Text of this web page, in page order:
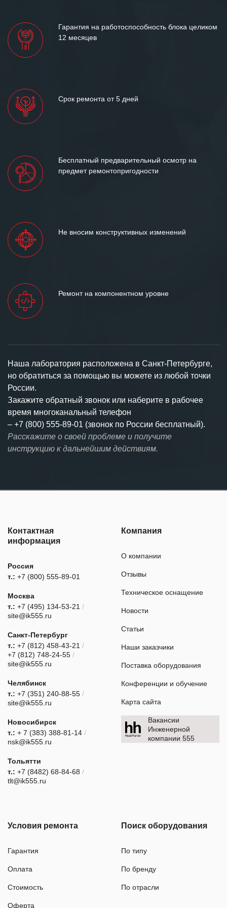
Гарантия на работоспособность блока целиком
12 месяцев
Срок ремонта от 5 дней
Бесплатный предварительный осмотр на
предмет ремонтопригодности
Не вносим конструктивных изменений
Ремонт на компонентном уровне
Наша лаборатория расположена в Санкт-Петербурге,
но обратиться за помощью вы можете из любой точки
России.
Закажите обратный звонок или наберите в рабочее
время многоканальный телефон
– +7 (800) 555-89-01 (звонок по России бесплатный).
Расскажите о своей проблеме и получите
инструкцию к дальнейшим действиям.
Контактная
информация
Россия
т.: +7 (800) 555-89-01
Москва
т.: +7 (495) 134-53-21 /
site@ik555.ru
Санкт-Петербург
т.: +7 (812) 458-43-21 /
+7 (812) 748-24-55 /
site@ik555.ru
Челябинск
т.: +7 (351) 240-88-55 /
site@ik555.ru
Новосибирск
т.: + 7 (383) 388-81-14 /
nsk@ik555.ru
Тольятти
т.: +7 (8482) 68-84-68 /
tlt@ik555.ru
Компания
О компании
Отзывы
Техническое оснащение
Новости
Статьи
Наши заказчики
Поставка оборудования
Конференции и обучение
Карта сайта
Вакансии
Инженерной
компании 555
Условия ремонта
Гарантия
Оплата
Стоимость
Оферта
Поиск оборудования
По типу
По бренду
По отрасли